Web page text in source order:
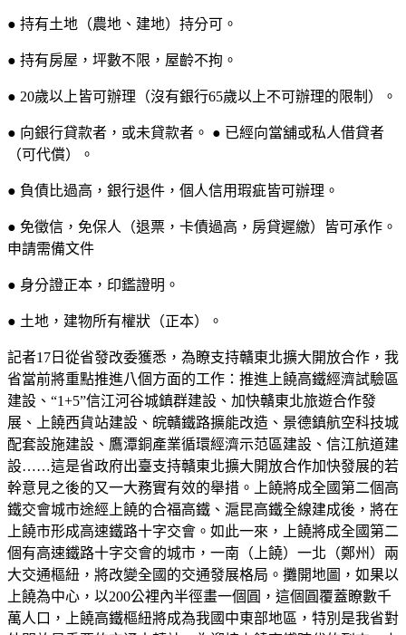
● 持有土地（農地、建地）持分可。
● 持有房屋，坪數不限，屋齡不拘。
● 20歲以上皆可辦理（沒有銀行65歲以上不可辦理的限制）。
● 向銀行貸款者，或未貸款者。 ● 已經向當舖或私人借貸者
（可代償）。
● 負債比過高，銀行退件，個人信用瑕疵皆可辦理。
● 免徵信，免保人（退票，卡債過高，房貸遲繳）皆可承作。
申請需備文件
● 身分證正本，印鑑證明。
● 土地，建物所有權狀（正本）。
記者17日從省發改委獲悉，為瞭支持贛東北擴大開放合作，我
省當前將重點推進八個方面的工作：推進上饒高鐵經濟試驗區
建設、“1+5”信江河谷城鎮群建設、加快贛東北旅遊合作發
展、上饒西貨站建設、皖贛鐵路擴能改造、景德鎮航空科技城
配套設施建設、鷹潭銅產業循環經濟示范區建設、信江航道建
設……這是省政府出臺支持贛東北擴大開放合作加快發展的若
幹意見之後的又一大務實有效的舉措。上饒將成全國第二個高
鐵交會城市途經上饒的合福高鐵、滬昆高鐵全線建成後，將在
上饒市形成高速鐵路十字交會。如此一來，上饒將成全國第二
個有高速鐵路十字交會的城市，一南（上饒）一北（鄭州）兩
大交通樞紐，將改變全國的交通發展格局。攤開地圖，如果以
上饒為中心，以200公裡內半徑畫一個圓，這個圓覆蓋瞭數千
萬人口，上饒高鐵樞紐將成為我國中東部地區，特別是我省對